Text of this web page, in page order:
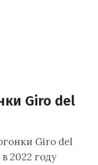
Giro del
Giro del
2022 году